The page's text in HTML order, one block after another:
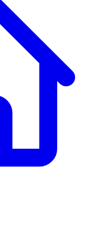
จำกัด) 2275 ถ.สุขุมวิท
างจาก เขตพระโขนง
นือ เขตบางนา